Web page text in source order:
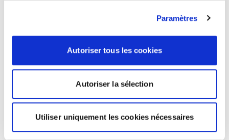
Paramètres
Autoriser tous les cookies
Autoriser la sélection
Utiliser uniquement les cookies nécessaires